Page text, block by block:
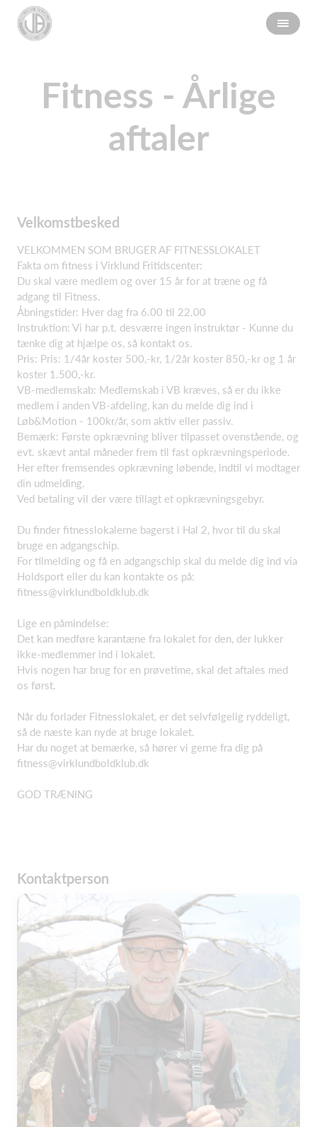
Fitness - Årlige
aftaler
Velkomstbesked
VELKOMMEN SOM BRUGER AF FITNESSLOKALET
Fakta om fitness i Virklund Fritidscenter:
Du skal være medlem og over 15 år for at træne og få
adgang til Fitness.
Åbningstider: Hver dag fra 6.00 til 22.00
Instruktion: Vi har p.t. desværre ingen instruktør - Kunne du
tænke dig at hjælpe os, så kontakt os.
Pris: Pris: 1/4år koster 500,-kr, 1/2år koster 850,-kr og 1 år
koster 1.500,-kr.
VB-medlemskab: Medlemskab i VB kræves, så er du ikke
medlem i anden VB-afdeling, kan du melde dig ind i
Løb&Motion - 100kr/år, som aktiv eller passiv.
Bemærk: Første opkrævning bliver tilpasset ovenstående, og
evt. skævt antal måneder frem til fast opkrævningsperiode.
Her efter fremsendes opkrævning løbende, indtil vi modtager
din udmelding.
Ved betaling vil der være tillagt et opkrævningsgebyr.
Du finder fitnesslokalerne bagerst i Hal 2, hvor til du skal
bruge en adgangschip.
For tilmelding og få en adgangschip skal du melde dig ind via
Holdsport eller du kan kontakte os på:
fitness@virklundboldklub.dk
Lige en påmindelse:
Det kan medføre karantæne fra lokalet for den, der lukker
ikke-medlemmer ind i lokalet.
Hvis nogen har brug for en prøvetime, skal det aftales med
os først.
Når du forlader Fitnesslokalet, er det selvfølgelig ryddeligt,
så de næste kan nyde at bruge lokalet.
Har du noget at bemærke, så hører vi gerne fra dig på
fitness@virklundboldklub.dk
GOD TRÆNING
Kontaktperson